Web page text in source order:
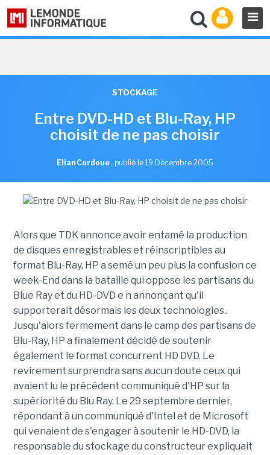
STOCKAGE
Entre DVD-HD et Blu-Ray, HP
choisit de ne pas choisir
Elian Cordoue , publié le 19 Décembre 2005
Alors que TDK annonce avoir entamé la production
de disques enregistrables et réinscriptibles au
format Blu-Ray, HP a semé un peu plus la confusion ce
week-End dans la bataille qui oppose les partisans du
Blue Ray et du HD-DVD e n annonçant qu'il
supporterait désormais les deux technologies..
Jusqu'alors fermement dans le camp des partisans de
Blu-Ray, HP a finalement décidé de soutenir
également le format concurrent HD DVD. Le
revirement surprendra sans aucun doute ceux qui
avaient lu le précédent communiqué d'HP sur la
supériorité du Blu Ray. Le 29 septembre dernier,
répondant à un communiqué d'Intel et de Microsoft
qui venaient de s'engager à soutenir le HD-DVD, la
responsable du stockage du constructeur expliquait